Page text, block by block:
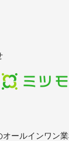
ールインワン